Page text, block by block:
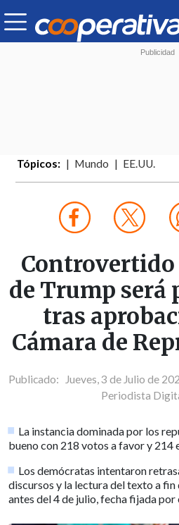
Tópicos: Mundo EE.UU.
de Trump será
tras
Cámara de
Publicado: Jueves, 3 de Julio de
Periodista
La instancia dominada por los
bueno con 218 votos a favor y 214
Los demócratas intentaron
discursos y la lectura del texto a
antes del 4 de julio, fecha fijada por